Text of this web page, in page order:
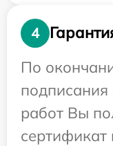
4
По
работ Вы
сертификат